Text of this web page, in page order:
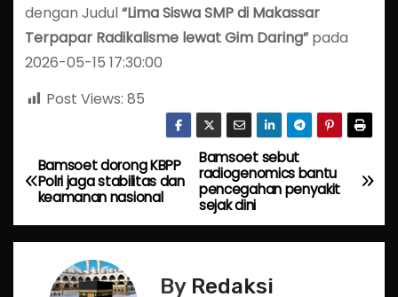
dengan Judul“Lima Siswa SMP di Makassar
Terpapar Radikalisme lewat Gim Daring”pada
2026-05-15 17:30:00
Post Views: 85
P
o
s
Bamsoet sebut
radiogenomics bantu
pencegahan penyakit
sejak dini
Bamsoet dorong KBPP
Polri jaga stabilitas dan
keamanan nasional
By Redaksi